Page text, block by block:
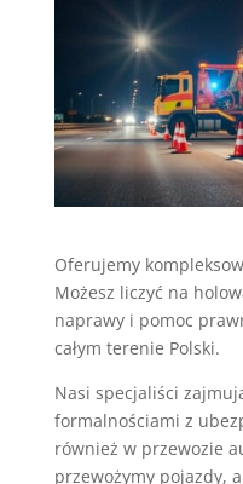
Oferujemy
Możesz liczyć na
naprawy i pomoc
całym terenie Polski.
Nasi specjaliści
formalnościami z
również w przewozie
przewożymy pojazdy,